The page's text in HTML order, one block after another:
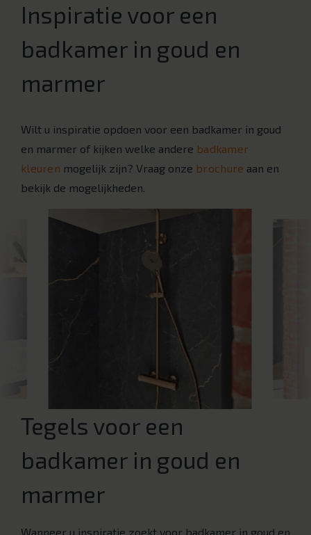
Inspiratie voor een
badkamer in goud en
marmer
Wilt u inspiratie opdoen voor een badkamer in goud
en marmer of kijken welke andere badkamer
kleuren mogelijk zijn? Vraag onze brochure aan en
bekijk de mogelijkheden.
Tegels voor een
badkamer in goud en
marmer
Wanneer u inspiratie zoekt voor badkamer in goud en